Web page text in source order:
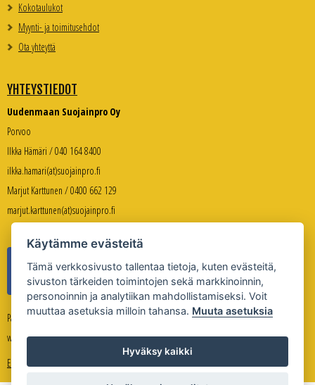
Kokotaulukot
Myynti- ja toimitusehdot
Ota yhteyttä
YHTEYSTIEDOT
Uudenmaan Suojainpro Oy
Porvoo
Ilkka Hämäri / 040 164 8400
ilkka.hamari(at)suojainpro.fi
Marjut Karttunen / 0400 662 129
marjut.karttunen(at)suojainpro.fi
Palveleva verkkokauppa:
www.suojanpro.fi
Evästeasetukset
Käytämme evästeitä
Tämä verkkosivusto tallentaa tietoja, kuten evästeitä,
sivuston tärkeiden toimintojen sekä markkinoinnin,
personoinnin ja analytiikan mahdollistamiseksi. Voit
muuttaa asetuksia milloin tahansa. Muuta asetuksia
Hyväksy kaikki